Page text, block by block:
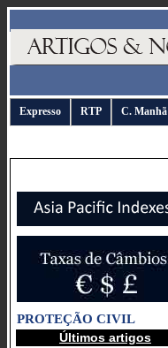
Expresso RTP C. Manhã
PROTEÇÃO CIVIL
Últimos artigos